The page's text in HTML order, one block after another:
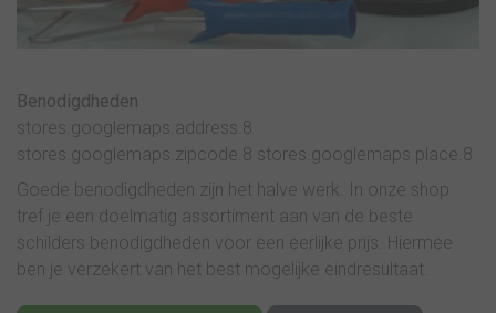
Benodigdheden
stores.googlemaps.address.8
stores.googlemaps.zipcode.8 stores.googlemaps.place.8
Goede benodigdheden zijn het halve werk. In onze shop
tref je een doelmatig assortiment aan van de beste
schilders benodigdheden voor een eerlijke prijs. Hiermee
ben je verzekert van het best mogelijke eindresultaat.